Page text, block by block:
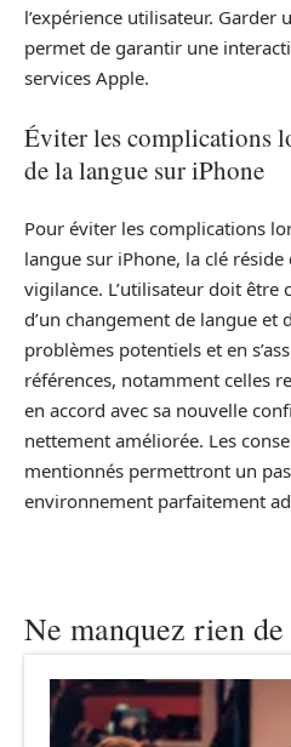
l’expérience utilisateur.
permet de garantir une
services Apple.
Éviter les complications
de la langue sur iPhone
Pour éviter les complications
langue sur iPhone, la clé
vigilance. L’utilisateur doit être
d’un changement de langue et
problèmes potentiels et en
références, notamment celles
en accord avec sa nouvelle
nettement améliorée. Les
mentionnés permettront un
environnement parfaitement
Ne manquez rien de